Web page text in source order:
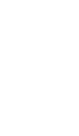
материалы